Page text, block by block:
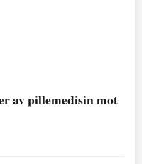
av pillemedisin mot